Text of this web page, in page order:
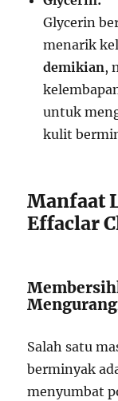
Glycerin
menarik
demikian,
untuk
kulit
Manfaat
Effaclar
Salah satu
berminyak
menyumbat